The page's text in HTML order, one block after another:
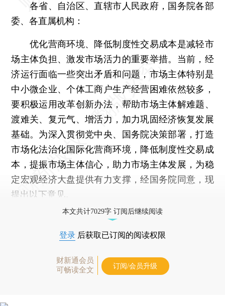
各省、自治区、直辖市人民政府，国务院各部
委、各直属机构：
优化营商环境、降低制度性交易成本是减轻市
场主体负担、激发市场活力的重要举措。当前，经
济运行面临一些突出矛盾和问题，市场主体特别是
中小微企业、个体工商户生产经营困难依然较多，
要积极运用改革创新办法，帮助市场主体解难题、
渡难关、复元气、增活力，加力巩固经济恢复发展
基础。为深入贯彻党中央、国务院决策部署，打造
市场化法治化国际化营商环境，降低制度性交易成
本，提振市场主体信心，助力市场主体发展，为稳
定宏观经济大盘提供有力支撑，经国务院同意，现
提出以下意见。
本文共计7029字 订阅后继续阅读
登录 后获取已订阅的阅读权限
财新通会员
可畅读全文
订阅/会员升级